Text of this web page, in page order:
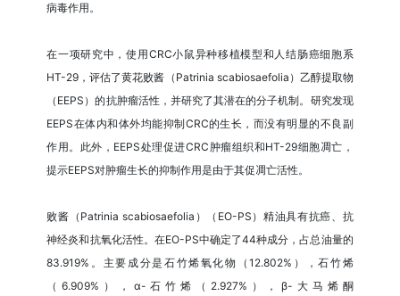
病毒作用。
在一项研究中，使用CRC小鼠异种移植模型和人结肠癌细胞系
HT-29，评估了黄花败酱（Patrinia scabiosaefolia）乙醇提取物
（EEPS）的抗肿瘤活性，并研究了其潜在的分子机制。研究发现
EEPS在体内和体外均能抑制CRC的生长，而没有明显的不良副
作用。此外，EEPS处理促进CRC肿瘤组织和HT-29细胞凋亡，
提示EEPS对肿瘤生长的抑制作用是由于其促凋亡活性。
败酱（Patrinia scabiosaefolia）（EO-PS）精油具有抗癌、抗
神经炎和抗氧化活性。在EO-PS中确定了44种成分，占总油量的
83.919%。主要成分是石竹烯氧化物（12.802%），石竹烯
（6.909%），α-石竹烯（2.927%），β-大马烯酮